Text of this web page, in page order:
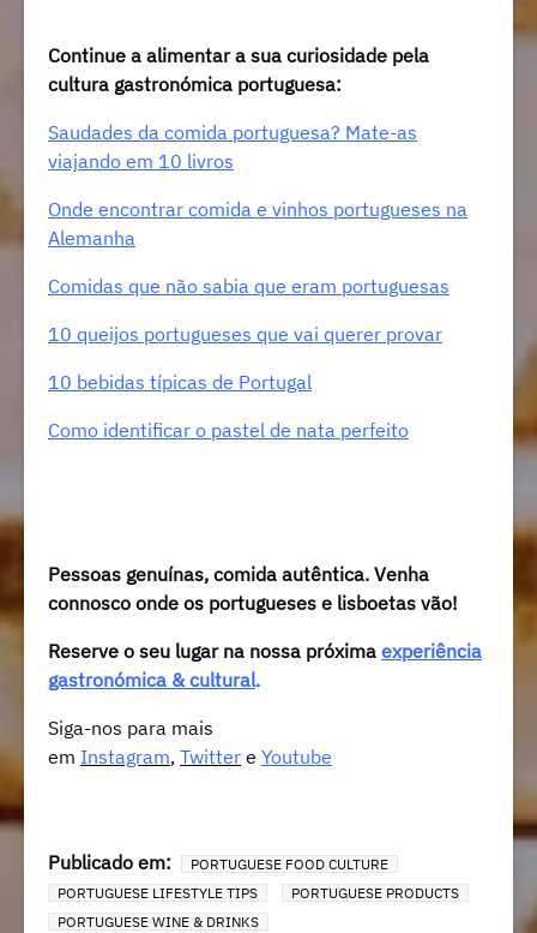
Continue a alimentar a sua curiosidade pela
cultura gastronómica portuguesa:
Saudades da comida portuguesa? Mate-as
viajando em 10 livros
Onde encontrar comida e vinhos portugueses na
Alemanha
Comidas que não sabia que eram portuguesas
10 queijos portugueses que vai querer provar
10 bebidas típicas de Portugal
Como identificar o pastel de nata perfeito
Pessoas genuínas, comida autêntica. Venha
connosco onde os portugueses e lisboetas vão!
Reserve o seu lugar na nossa próxima experiência
gastronómica & cultural.
Siga-nos para mais
em Instagram, Twitter e Youtube
Publicado em:
PORTUGUESE FOOD CULTURE
PORTUGUESE LIFESTYLE TIPS
PORTUGUESE PRODUCTS
PORTUGUESE WINE & DRINKS